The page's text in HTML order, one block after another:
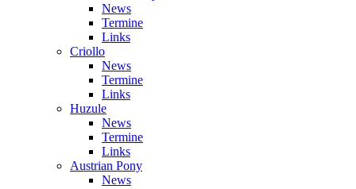
News
Termine
Links
Criollo
News
Termine
Links
Huzule
News
Termine
Links
Austrian Pony
News